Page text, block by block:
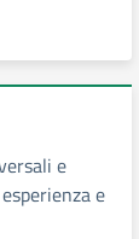
e
e